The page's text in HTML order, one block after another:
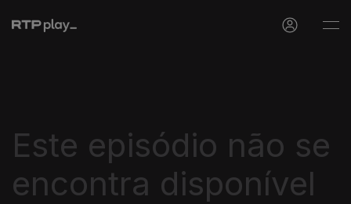
Este episódio não se
encontra disponível